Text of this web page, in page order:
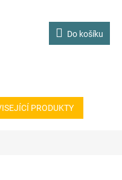
Do košíku
PRODUKTY